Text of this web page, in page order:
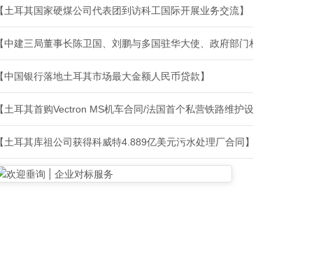
【土耳其国家硬煤公司代表团到访科工国际开展业务交流】
【中建三局董事长陈卫国、刘鹏与多国驻华大使、政府部门相关负责人、
【中国银行落地土耳其市场最大金额人民币贷款】
【土耳其首购Vectron MS机车合同/法国首个私营铁路维护设施建设合同/
【土耳其库祖公司获得科威特4.889亿美元污水处理厂合同】